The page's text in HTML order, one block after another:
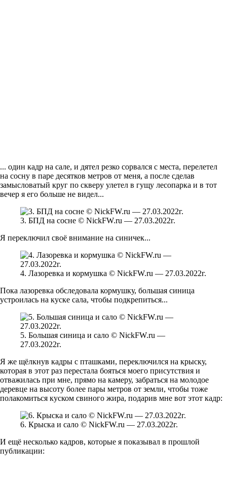
... один кадр на сале, и дятел резко сорвался с места, перелетел
на сосну в паре десятков метров от меня, а после сделав
замысловатый круг по скверу улетел в гущу лесопарка и в тот
вечер я его больше не видел...
3. БПД на сосне © NickFW.ru — 27.03.2022г.
Я переключил своё внимание на синичек...
4. Лазоревка и кормушка © NickFW.ru — 27.03.2022г.
Пока лазоревка обследовала кормушку, большая синица
устроилась на куске сала, чтобы подкрепиться...
5. Большая синица и сало © NickFW.ru —
27.03.2022г.
Я же щёлкнув кадры с пташками, переключился на крыску,
которая в этот раз перестала бояться моего присутствия и
отважилась при мне, прямо на камеру, забраться на молодое
деревце на высоту более пары метров от земли, чтобы тоже
полакомиться куском свиного жира, подарив мне вот этот кадр:
6. Крыска и сало © NickFW.ru — 27.03.2022г.
И ещё несколько кадров, которые я показывал в прошлой
публикации: